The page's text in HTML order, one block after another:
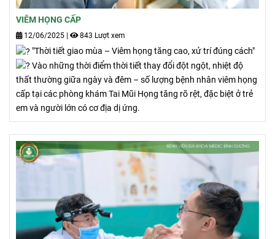
VIÊM HỌNG CẤP
12/06/2025 843 Lượt xem
"Thời tiết giao mùa – Viêm họng tăng cao, xử trí đúng cách"
Vào những thời điểm thời tiết thay đổi đột ngột, nhiệt độ
thất thường giữa ngày và đêm – số lượng bệnh nhân viêm họng
cấp tại các phòng khám Tai Mũi Họng tăng rõ rệt, đặc biệt ở trẻ
em và người lớn có cơ địa dị ứng.